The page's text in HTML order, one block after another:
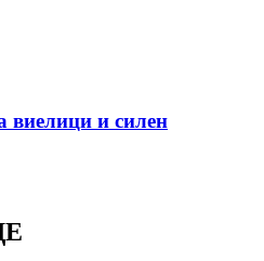
виелици и силен